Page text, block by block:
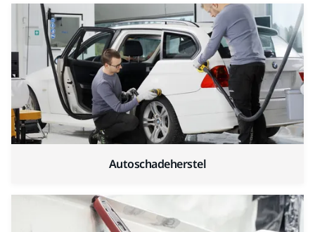
Autoschadeherstel